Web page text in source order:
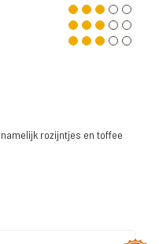
rozijntjes en toffee